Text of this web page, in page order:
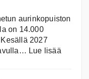
aurinkopuiston
on 14.000
2027
Lue lisää: